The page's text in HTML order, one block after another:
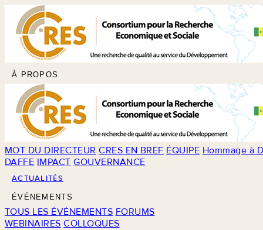
À PROPOS
MOT DU DIRECTEUR CRES EN BREF ÉQUIPE Hommage à
DAFFE IMPACT GOUVERNANCE
ACTUALITÉS
ÉVÉNEMENTS
TOUS LES ÉVÉNEMENTS FORUMS
WEBINAIRES COLLOQUES